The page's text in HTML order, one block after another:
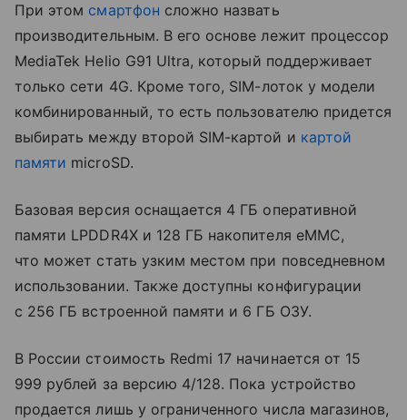
При этом смартфон сложно назвать
производительным. В его основе лежит процессор
MediaTek Helio G91 Ultra, который поддерживает
только сети 4G. Кроме того, SIM-лоток у модели
комбинированный, то есть пользователю придется
выбирать между второй SIM-картой и картой
памяти microSD.
Базовая версия оснащается 4 ГБ оперативной
памяти LPDDR4X и 128 ГБ накопителя eMMC,
что может стать узким местом при повседневном
использовании. Также доступны конфигурации
с 256 ГБ встроенной памяти и 6 ГБ ОЗУ.
В России стоимость Redmi 17 начинается от 15
999 рублей за версию 4/128. Пока устройство
продается лишь у ограниченного числа магазинов,